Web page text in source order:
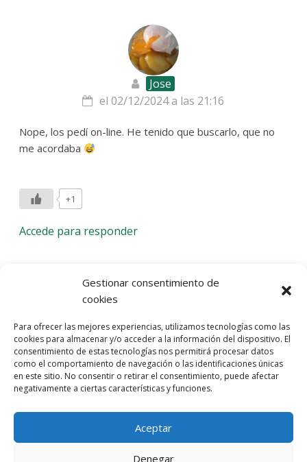
Gestionar consentimiento de
cookies
Para ofrecer las mejores experiencias, utilizamos tecnologías como las
cookies para almacenar y/o acceder a la información del dispositivo. El
consentimiento de estas tecnologías nos permitirá procesar datos
como el comportamiento de navegación o las identificaciones únicas
en este sitio. No consentir o retirar el consentimiento, puede afectar
negativamente a ciertas características y funciones.
Aceptar
Denegar
Jose
el 02/12/2024 a las 21:16
Nope, los pedí on-line. He tenido que buscarlo, que no
me acordaba
+1
Accede para responder
Deja una respuesta
comentario.
Entra con tu red social
He leído y acepto laPolítica de Privacidad